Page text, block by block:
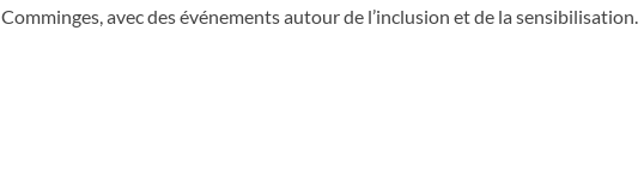
Comminges, avec des événements autour de l’inclusion et de la sensibilisation.